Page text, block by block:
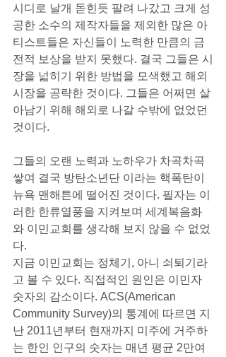
시디로 날개 돋힌듯 팔려 나갔고 크게 성
공한 소수의 제작자들을 제외한 많은 아
티스트들은 자신들이 노력한 만큼의 금
전적 보상을 받지 못했다. 결국 그들은 시
장을 넓히기 위한 방법을 모색했고 해외
시장을 공략한 것이다. 그들은 어쩌면 살
아남기 위해 해외로 나갈 수밖에 없었던
것이다.
그들의 오랜 노력과 노하우가 차곡차곡
쌓여 결국 방탄소년단 이라는 핵폭탄이
뉴욕 맨해튼에 떨어진 것이다. 필자는 이
러한 한류열풍을 지켜보며 세계복음화
와 이민교회를 생각해 보지 않을 수 없었
다.
지금 이민교회는 정체기, 아니 쇠퇴기라
고 볼 수 있다. 직접적인 원인은 이민자
숫자의 감소이다. ACS(American
Community Survey)의 통계에 따르면 지
난 2011년부터 현재까지 미주에 거주하
는 한인 인구의 숫자는 매년 평균 2만여